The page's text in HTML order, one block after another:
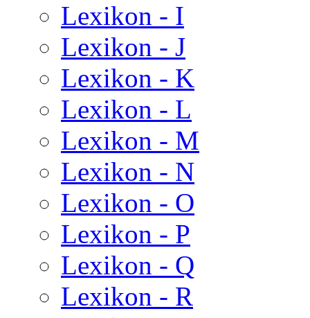
Lexikon - I
Lexikon - J
Lexikon - K
Lexikon - L
Lexikon - M
Lexikon - N
Lexikon - O
Lexikon - P
Lexikon - Q
Lexikon - R